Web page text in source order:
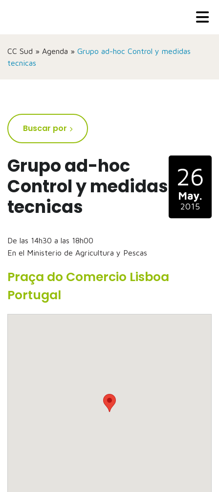
CC Sud » Agenda » Grupo ad-hoc Control y medidas
tecnicas
Grupo ad-hoc
Control y medidas
tecnicas
De las 14h30 a las 18h00
En el Ministerio de Agricultura y Pescas
26
May.
2015
Praça do Comercio Lisboa
Portugal
Buscar por